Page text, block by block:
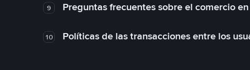
9 Preguntas frecuentes sobre el comercio
10 Políticas de las transacciones entre los